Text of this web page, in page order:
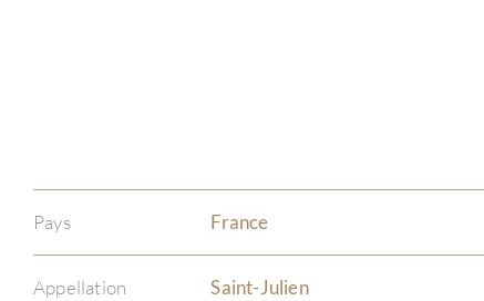
Pays France
Appellation Saint-Julien